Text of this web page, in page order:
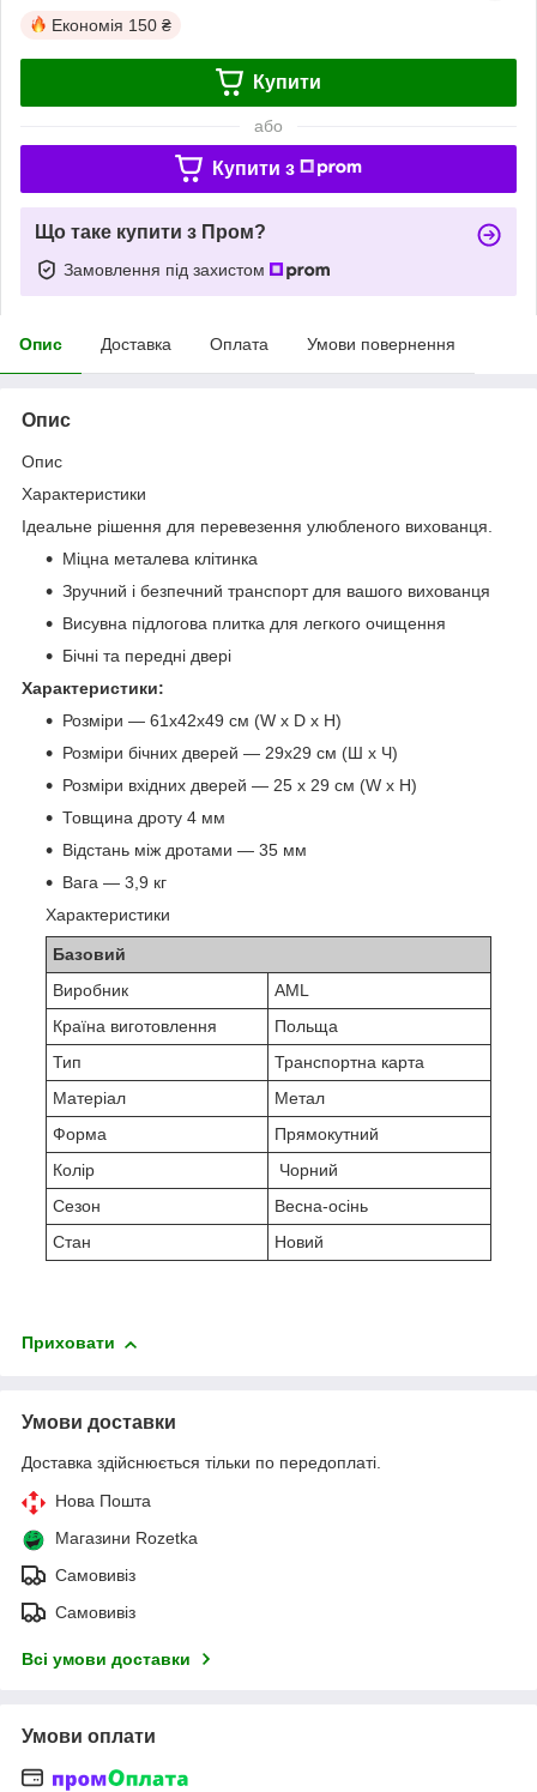
Економія 150 ₴
Купити
або
Купити з
Що таке купити з Пром?
Замовлення під захистом
Опис Доставка Оплата Умови повернення
Опис
Опис
Характеристики
Ідеальне рішення для перевезення улюбленого вихованця.
Міцна металева клітинка
Зручний і безпечний транспорт для вашого вихованця
Висувна підлогова плитка для легкого очищення
Бічні та передні двері
Характеристики:
Розміри — 61x42x49 см (W x D x H)
Розміри бічних дверей — 29х29 см (Ш х Ч)
Розміри вхідних дверей — 25 x 29 см (W x H)
Товщина дроту 4 мм
Відстань між дротами — 35 мм
Вага — 3,9 кг
Характеристики
Базовий
Виробник
AML
Країна виготовлення
Польща
Тип
Транспортна карта
Матеріал
Метал
Форма
Прямокутний
Колір
Чорний
Сезон
Весна-осінь
Стан
Новий
Приховати
Умови доставки
Доставка здійснюється тільки по передоплаті.
Нова Пошта
Магазини Rozetka
Самовивіз
Самовивіз
Всі умови доставки
Умови оплати